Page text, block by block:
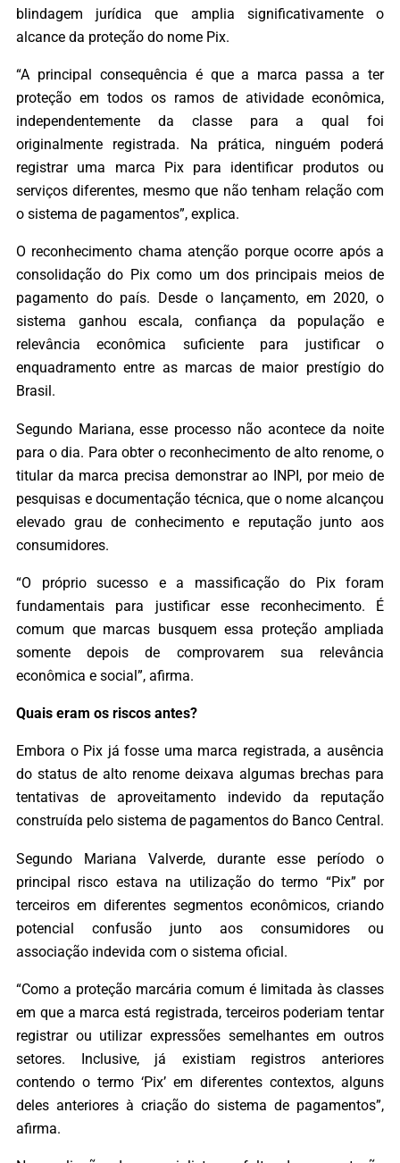
blindagem jurídica que amplia significativamente o
alcance da proteção do nome Pix.
“A principal consequência é que a marca passa a ter
proteção em todos os ramos de atividade econômica,
independentemente da classe para a qual foi
originalmente registrada. Na prática, ninguém poderá
registrar uma marca Pix para identificar produtos ou
serviços diferentes, mesmo que não tenham relação com
o sistema de pagamentos”, explica.
O reconhecimento chama atenção porque ocorre após a
consolidação do Pix como um dos principais meios de
pagamento do país. Desde o lançamento, em 2020, o
sistema ganhou escala, confiança da população e
relevância econômica suficiente para justificar o
enquadramento entre as marcas de maior prestígio do
Brasil.
Segundo Mariana, esse processo não acontece da noite
para o dia. Para obter o reconhecimento de alto renome, o
titular da marca precisa demonstrar ao INPI, por meio de
pesquisas e documentação técnica, que o nome alcançou
elevado grau de conhecimento e reputação junto aos
consumidores.
“O próprio sucesso e a massificação do Pix foram
fundamentais para justificar esse reconhecimento. É
comum que marcas busquem essa proteção ampliada
somente depois de comprovarem sua relevância
econômica e social”, afirma.
Quais eram os riscos antes?
Embora o Pix já fosse uma marca registrada, a ausência
do status de alto renome deixava algumas brechas para
tentativas de aproveitamento indevido da reputação
construída pelo sistema de pagamentos do Banco Central.
Segundo Mariana Valverde, durante esse período o
principal risco estava na utilização do termo “Pix” por
terceiros em diferentes segmentos econômicos, criando
potencial confusão junto aos consumidores ou
associação indevida com o sistema oficial.
“Como a proteção marcária comum é limitada às classes
em que a marca está registrada, terceiros poderiam tentar
registrar ou utilizar expressões semelhantes em outros
setores. Inclusive, já existiam registros anteriores
contendo o termo ‘Pix’ em diferentes contextos, alguns
deles anteriores à criação do sistema de pagamentos”,
afirma.